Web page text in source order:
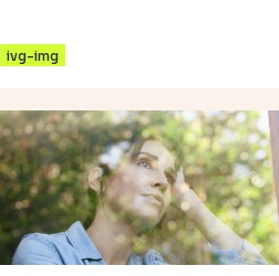
ivg-img